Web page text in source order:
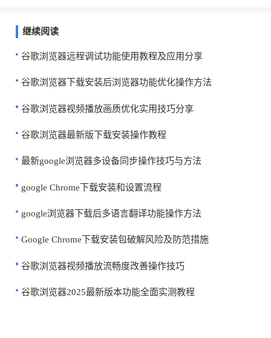
继续阅读
谷歌浏览器远程调试功能使用教程及应用分享
谷歌浏览器下载安装后浏览器功能优化操作方法
谷歌浏览器视频播放画质优化实用技巧分享
谷歌浏览器最新版下载安装操作教程
最新google浏览器多设备同步操作技巧与方法
google Chrome下载安装和设置流程
google浏览器下载后多语言翻译功能操作方法
Google Chrome下载安装包破解风险及防范措施
谷歌浏览器视频播放流畅度改善操作技巧
谷歌浏览器2025最新版本功能全面实测教程